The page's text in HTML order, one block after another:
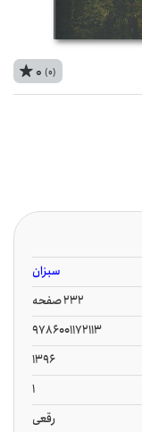
0 (0)
سبزان
232 صفحه
9786001172113
1396
1
رقعی